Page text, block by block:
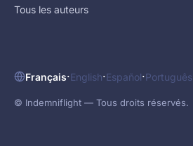
Tous les auteurs
Français·English·Español·Português
© Indemniflight — Tous droits réservés.